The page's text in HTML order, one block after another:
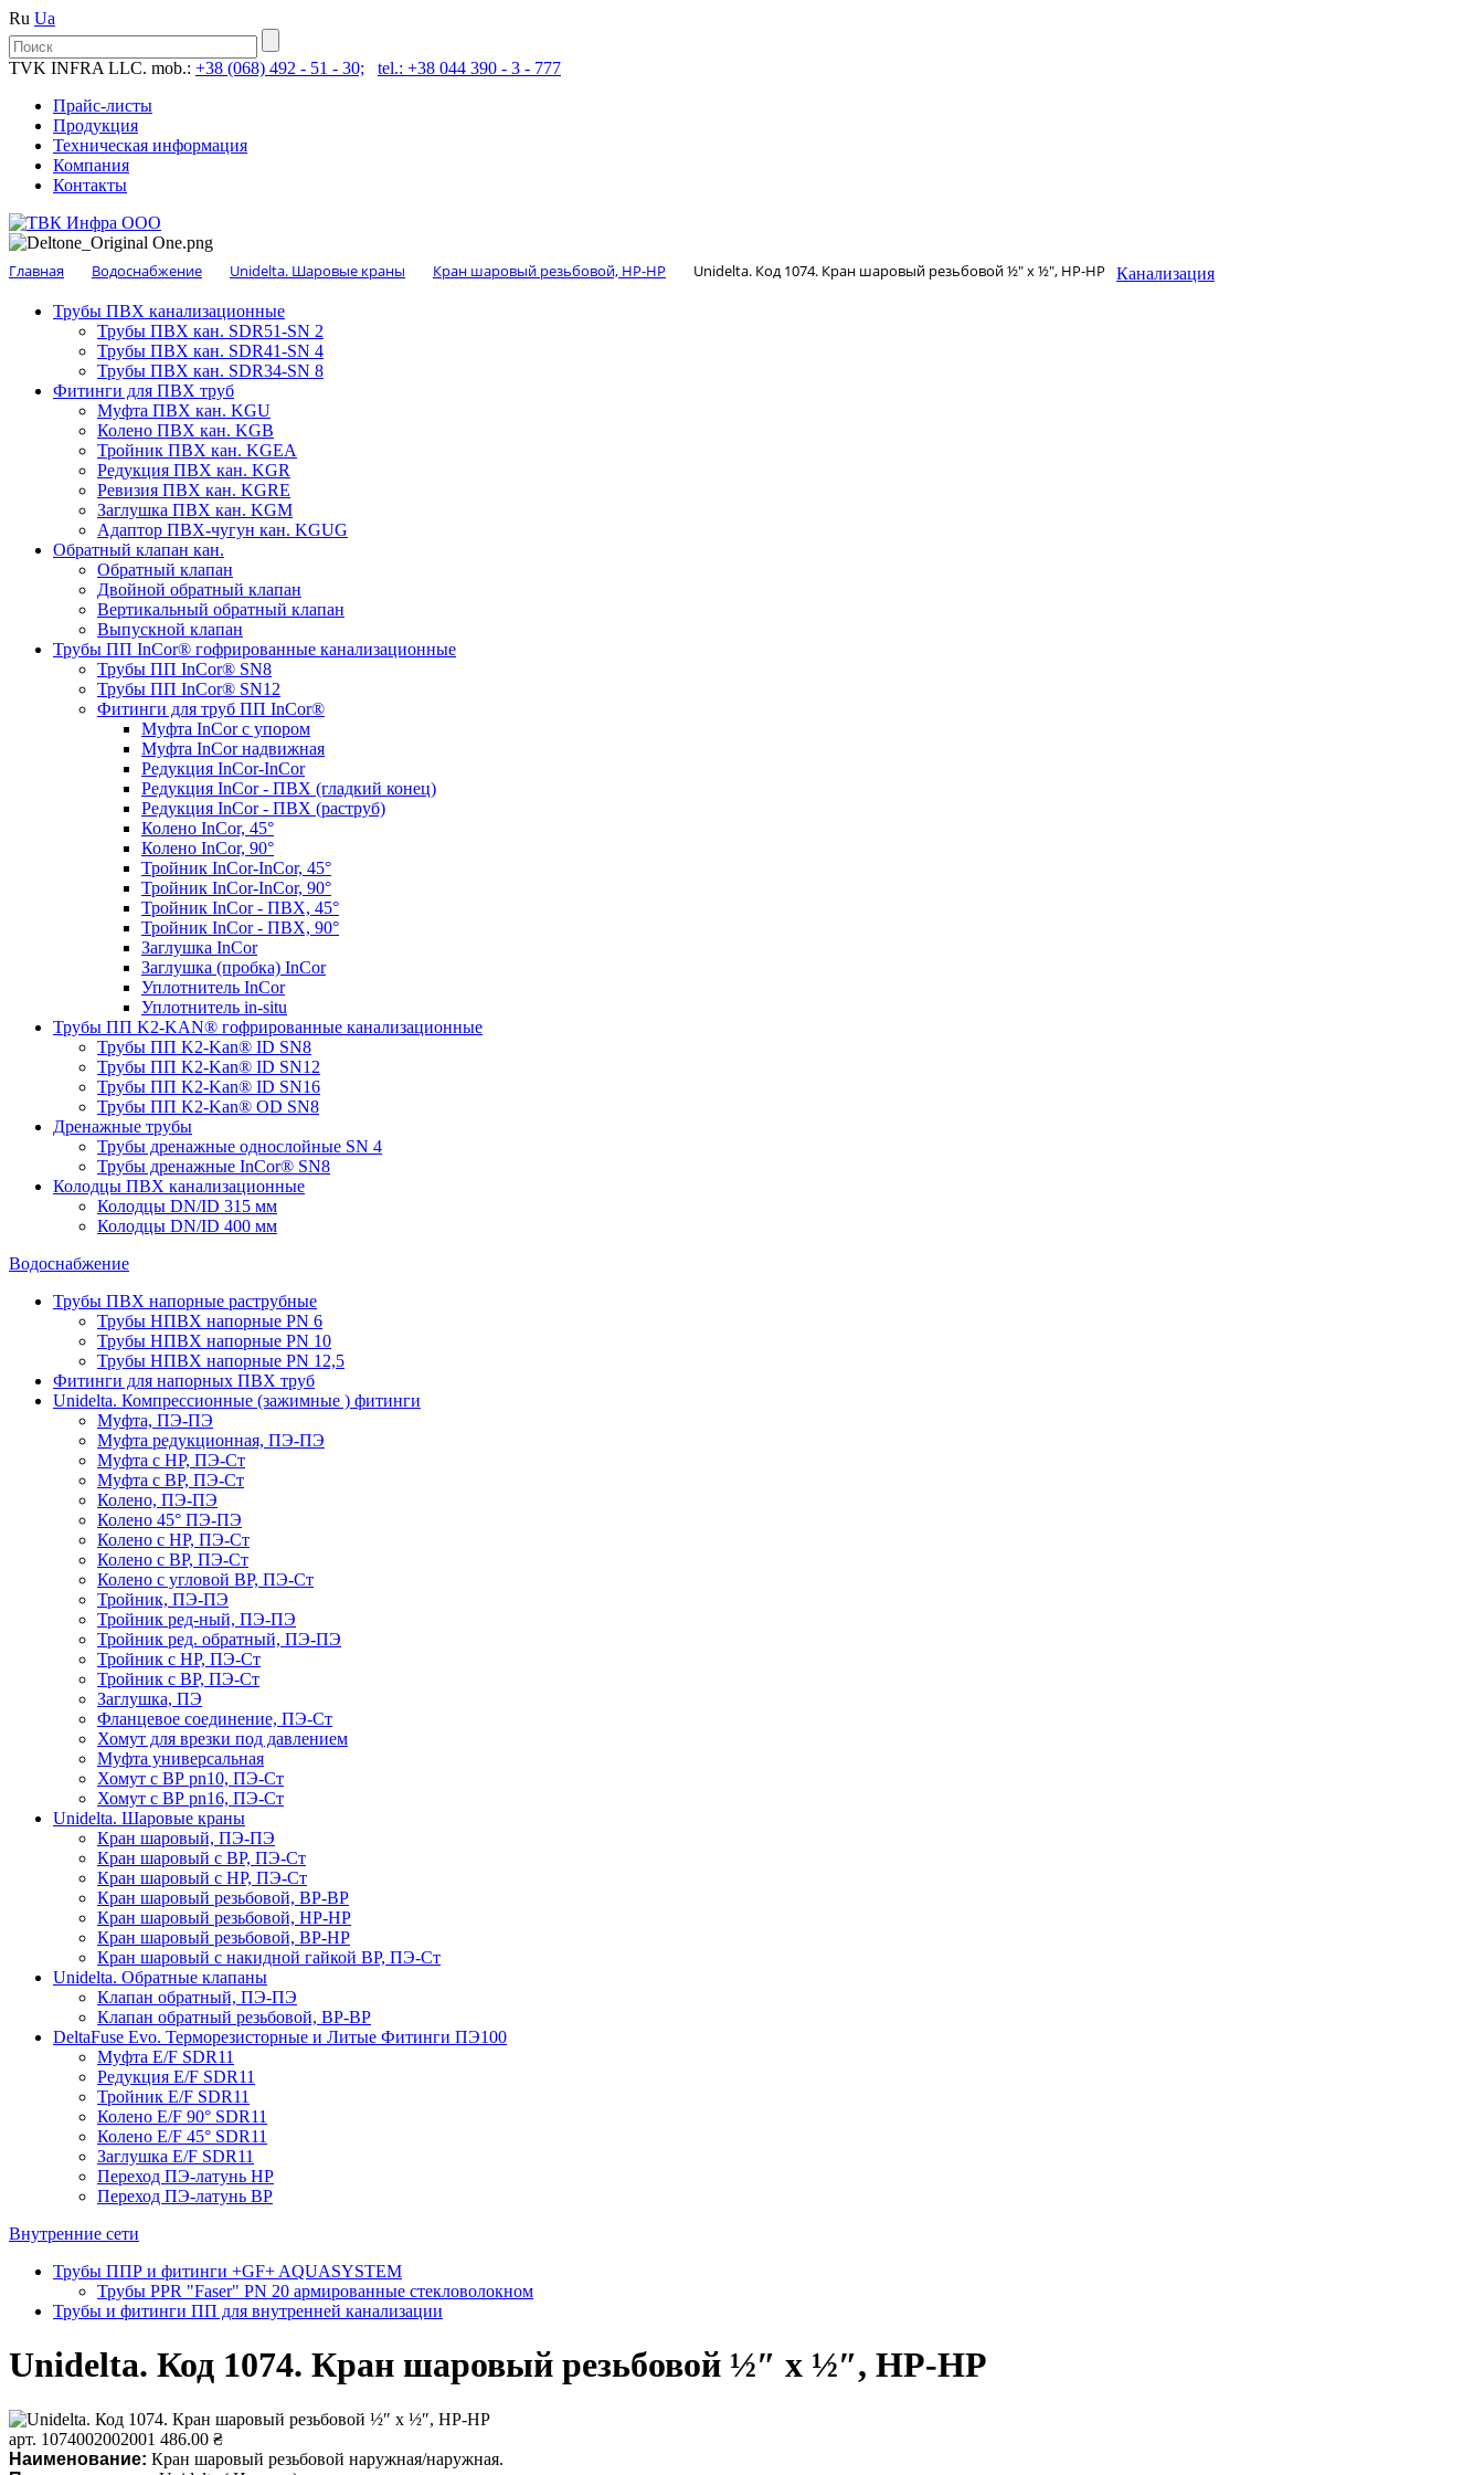
Ru Ua
TVK INFRA LLC. mob.: +38 (068) 492 - 51 - 30;
tel.: +38 044 390 - 3 - 777
Прайс-листы
Продукция
Техническая информация
Компания
Контакты
Главная Водоснабжение Unidelta. Шаровые краны Кран шаровый резьбовой, НР-НР Unidelta. Код 1074. Кран шаровый резьбовой ½″ х ½″, НР-НР
Канализация
Трубы ПВХ канализационные
Трубы ПВХ кан. SDR51-SN 2
Трубы ПВХ кан. SDR41-SN 4
Трубы ПВХ кан. SDR34-SN 8
Фитинги для ПВХ труб
Муфта ПВХ кан. KGU
Колено ПВХ кан. KGB
Тройник ПВХ кан. KGEA
Редукция ПВХ кан. KGR
Ревизия ПВХ кан. KGRE
Заглушка ПВХ кан. KGM
Адаптор ПВХ-чугун кан. KGUG
Обратный клапан кан.
Обратный клапан
Двойной обратный клапан
Вертикальный обратный клапан
Выпускной клапан
Трубы ПП InCor® гофри­рованные канализационные
Трубы ПП InCor® SN8
Трубы ПП InCor® SN12
Фитинги для труб ПП InCor®
Муфта InCor с упором
Муфта InCor надвижная
Редукция InCor-InCor
Редукция InCor - ПВХ (гладкий конец)
Редукция InCor - ПВХ (раструб)
Колено InCor, 45°
Колено InCor, 90°
Тройник InCor-InCor, 45°
Тройник InCor-InCor, 90°
Тройник InCor - ПВХ, 45°
Тройник InCor - ПВХ, 90°
Заглушка InCor
Заглушка (пробка) InCor
Уплотнитель InCor
Уплотнитель in-situ
Трубы ПП K2-KAN® гофри­рованные канализационные
Трубы ПП K2-Kan® ID SN8
Трубы ПП K2-Kan® ID SN12
Трубы ПП K2-Kan® ID SN16
Трубы ПП K2-Kan® OD SN8
Дренажные трубы
Трубы дренажные однослойные SN 4
Трубы дренажные InCor® SN8
Колодцы ПВХ канализационные
Колодцы DN/ID 315 мм
Колодцы DN/ID 400 мм
Водоснабжение
Трубы ПВХ напорные раструбные
Трубы НПВХ напорные PN 6
Трубы НПВХ напорные PN 10
Трубы НПВХ напорные PN 12,5
Фитинги для напорных ПВХ труб
Unidelta. Компрессионные (зажимные ) фитинги
Муфта, ПЭ-ПЭ
Муфта редукционная, ПЭ-ПЭ
Муфта с НР, ПЭ-Ст
Муфта с ВР, ПЭ-Ст
Колено, ПЭ-ПЭ
Колено 45° ПЭ-ПЭ
Колено с НР, ПЭ-Ст
Колено с ВР, ПЭ-Ст
Колено с угловой ВР, ПЭ-Ст
Тройник, ПЭ-ПЭ
Тройник ред-ный, ПЭ-ПЭ
Тройник ред. обратный, ПЭ-ПЭ
Тройник с НР, ПЭ-Ст
Тройник с ВР, ПЭ-Ст
Заглушка, ПЭ
Фланцевое соединение, ПЭ-Ст
Хомут для врезки под давлением
Муфта универсальная
Хомут с ВР pn10, ПЭ-Ст
Хомут с ВР pn16, ПЭ-Ст
Unidelta. Шаровые краны
Кран шаровый, ПЭ-ПЭ
Кран шаровый с ВР, ПЭ-Ст
Кран шаровый с НР, ПЭ-Ст
Кран шаровый резьбовой, ВР-ВР
Кран шаровый резьбовой, НР-НР
Кран шаровый резьбовой, ВР-НР
Кран шаровый с накидной гайкой ВР, ПЭ-Ст
Unidelta. Обратные клапаны
Клапан обратный, ПЭ-ПЭ
Клапан обратный резьбовой, ВР-ВР
DeltaFuse Evo. Терморезисторные и Литые Фитинги ПЭ100
Муфта E/F SDR11
Редукция E/F SDR11
Тройник E/F SDR11
Колено E/F 90° SDR11
Колено E/F 45° SDR11
Заглушка E/F SDR11
Переход ПЭ-латунь НР
Переход ПЭ-латунь ВР
Внутренние сети
Трубы ППР и фитинги +GF+ AQUASYSTEM
Трубы PPR "Faser" PN 20 армированные стекловолокном
Трубы и фитинги ПП для внутренней канализации
Unidelta. Код 1074. Кран шаровый резьбовой ½″ х ½″, НР-НР
арт. 1074002002001 486.00 ₴
Наименование: Кран шаровый резьбовой наружная/наружная.